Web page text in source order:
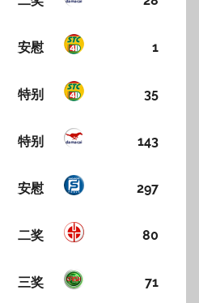
安慰 1
特别 35
特别 143
安慰 297
二奖 80
三奖 71